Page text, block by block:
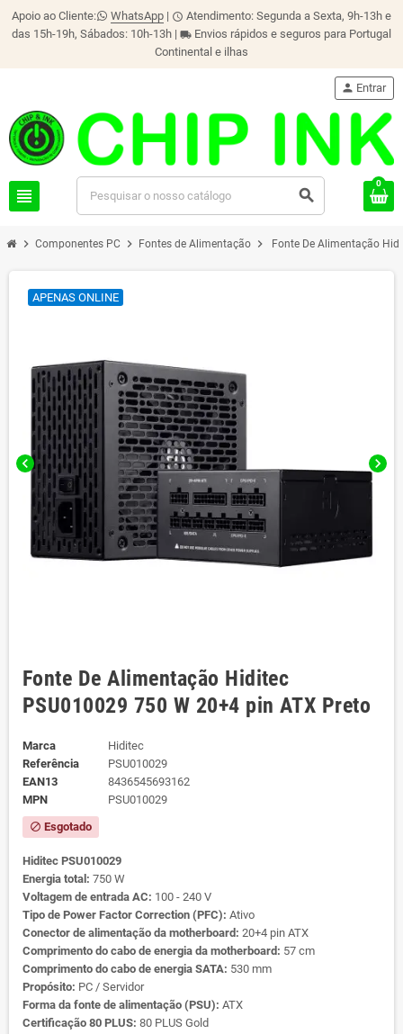
Apoio ao Cliente: WhatsApp | schedule Atendimento: Segunda a Sexta, 9h-13h e
das 15h-19h, Sábados: 10h-13h | local_shipping Envios rápidos e seguros para Portugal
Continental e ilhas
view_headline search
person Entrar
0
chevron_right Componentes PC chevron_right Fontes de Alimentação chevron_right Fonte De Alimentação
chevron_left chevron_right
APENAS ONLINE
Fonte De Alimentação Hiditec
PSU010029 750 W 20+4 pin ATX Preto
Marca
Hiditec
Referência
PSU010029
EAN13
8436545693162
MPN
PSU010029
block Esgotado
Hiditec PSU010029
Energia total: 750 W
Voltagem de entrada AC: 100 - 240 V
Tipo de Power Factor Correction (PFC): Ativo
Conector de alimentação da motherboard: 20+4 pin ATX
Comprimento do cabo de energia da motherboard: 57 cm
Comprimento do cabo de energia SATA: 530 mm
Propósito: PC / Servidor
Forma da fonte de alimentação (PSU): ATX
Certificação 80 PLUS: 80 PLUS Gold